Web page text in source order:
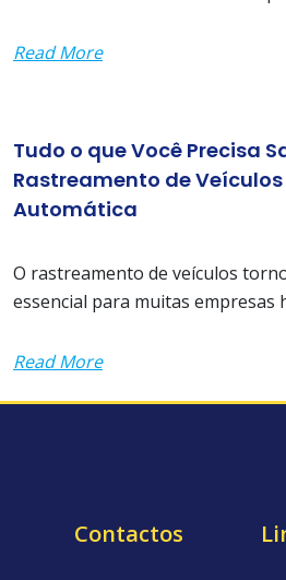
Read More
Tudo o que Você Precisa
Rastreamento de
Automática
O rastreamento de veículos
essencial para muitas empresas
Read More
Contactos